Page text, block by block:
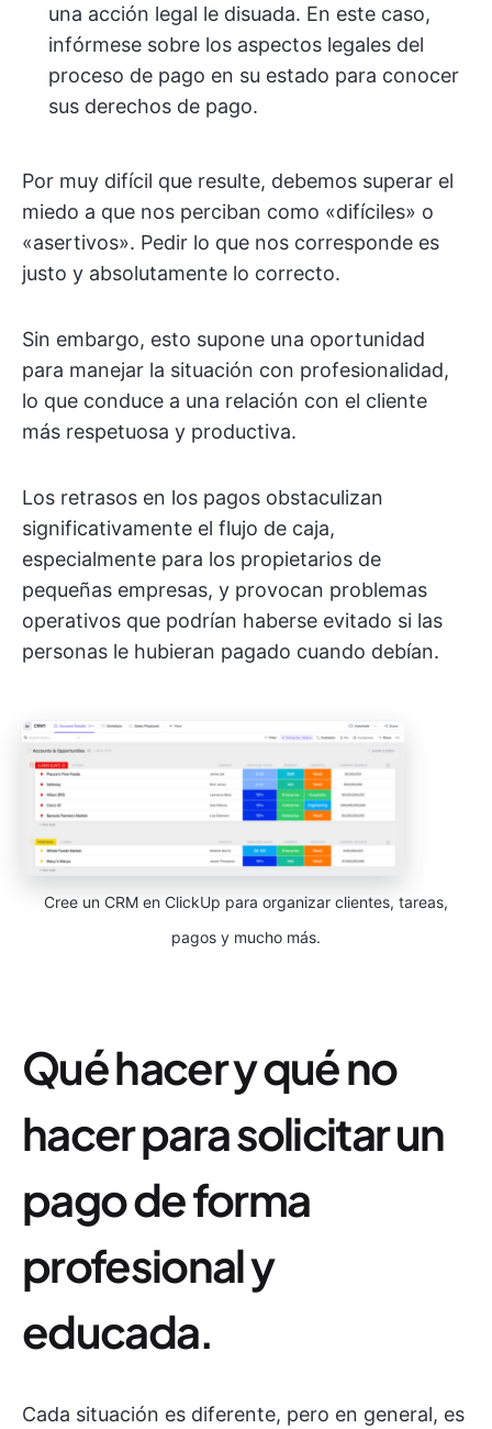
una acción legal le disuada. En este caso,
infórmese sobre los aspectos legales del
proceso de pago en su estado para conocer
sus derechos de pago.
Por muy difícil que resulte, debemos superar el
miedo a que nos perciban como «difíciles» o
«asertivos». Pedir lo que nos corresponde es
justo y absolutamente lo correcto.
Sin embargo, esto supone una oportunidad
para manejar la situación con profesionalidad,
lo que conduce a una relación con el cliente
más respetuosa y productiva.
Los retrasos en los pagos obstaculizan
significativamente el flujo de caja,
especialmente para los propietarios de
pequeñas empresas, y provocan problemas
operativos que podrían haberse evitado si las
personas le hubieran pagado cuando debían.
Cree un CRM en ClickUp para organizar clientes, tareas,
pagos y mucho más.
Qué hacer y qué no
hacer para solicitar un
pago de forma
profesional y
educada.
Cada situación es diferente, pero en general, es